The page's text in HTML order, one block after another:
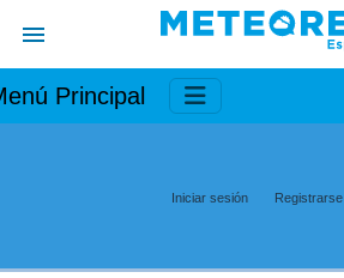
Principal
Iniciar sesión Registrarse